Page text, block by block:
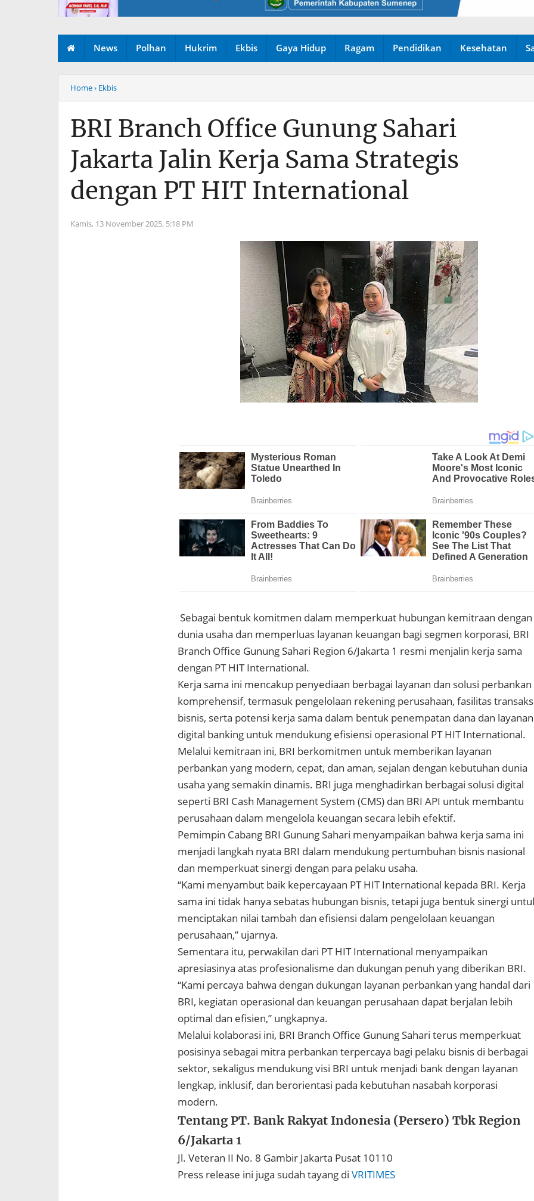
News Polhan Hukrim Ekbis Gaya Hidup Ragam Pendidikan Kesehatan
Home› Ekbis
BRI Branch Office Gunung Sahari
Jakarta Jalin Kerja Sama Strategis
dengan PT HIT International
Kamis, 13 November 2025, 5:18 PM
Sebagai bentuk komitmen dalam memperkuat hubungan kemitraan dengan
dunia usaha dan memperluas layanan keuangan bagi segmen korporasi, BRI
Branch Office Gunung Sahari Region 6/Jakarta 1 resmi menjalin kerja sama
dengan PT HIT International.
Kerja sama ini mencakup penyediaan berbagai layanan dan solusi perbankan
komprehensif, termasuk pengelolaan rekening perusahaan, fasilitas
bisnis, serta potensi kerja sama dalam bentuk penempatan dana dan layanan
digital banking untuk mendukung efisiensi operasional PT HIT International.
Melalui kemitraan ini, BRI berkomitmen untuk memberikan layanan
perbankan yang modern, cepat, dan aman, sejalan dengan kebutuhan dunia
usaha yang semakin dinamis. BRI juga menghadirkan berbagai solusi digital
seperti BRI Cash Management System (CMS) dan BRI API untuk membantu
perusahaan dalam mengelola keuangan secara lebih efektif.
Pemimpin Cabang BRI Gunung Sahari menyampaikan bahwa kerja sama ini
menjadi langkah nyata BRI dalam mendukung pertumbuhan bisnis nasional
dan memperkuat sinergi dengan para pelaku usaha.
“Kami menyambut baik kepercayaan PT HIT International kepada BRI. Kerja
sama ini tidak hanya sebatas hubungan bisnis, tetapi juga bentuk sinergi
menciptakan nilai tambah dan efisiensi dalam pengelolaan keuangan
perusahaan,” ujarnya.
Sementara itu, perwakilan dari PT HIT International menyampaikan
apresiasinya atas profesionalisme dan dukungan penuh yang diberikan BRI.
“Kami percaya bahwa dengan dukungan layanan perbankan yang handal dari
BRI, kegiatan operasional dan keuangan perusahaan dapat berjalan lebih
optimal dan efisien,” ungkapnya.
Melalui kolaborasi ini, BRI Branch Office Gunung Sahari terus memperkuat
posisinya sebagai mitra perbankan terpercaya bagi pelaku bisnis di berbagai
sektor, sekaligus mendukung visi BRI untuk menjadi bank dengan layanan
lengkap, inklusif, dan berorientasi pada kebutuhan nasabah korporasi
modern.
Tentang PT. Bank Rakyat Indonesia (Persero) Tbk Region
6/Jakarta 1
Jl. Veteran II No. 8 Gambir Jakarta Pusat 10110
Press release ini juga sudah tayang di VRITIMES